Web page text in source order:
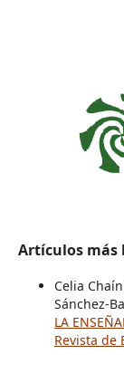
Artículos más
Celia
Sánchez-
LA
Revista de